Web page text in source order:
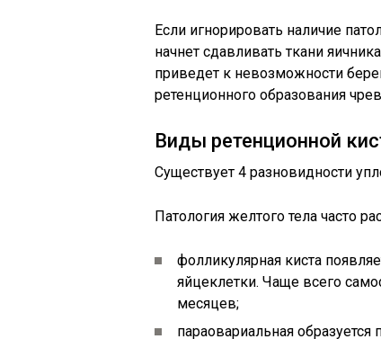
Если игнорировать наличие
начнет сдавливать ткани
приведет к невозможности
ретенционного образования
Виды ретенционной
Существует 4 разновидности
Патология желтого тела часто
фолликулярная киста
яйцеклетки. Чаще всего
месяцев;
параовариальная